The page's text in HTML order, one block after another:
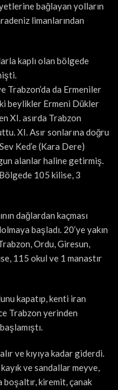
bağlayan yolların
limanlarından
kaplı olan bölgede
Trabzon’da da Ermeniler
beylikler Ermeni Dükler
XI. asırda Trabzon
XI. Asır sonlarına doğru
Ked’e (Kara Dere)
alanlar haline getirmiş.
105 kilise, 3
dağlardan kaçması
başladı. 20’ye yakın
Ordu, Giresun,
115 okul ve 1 manastır
kapatıp, kenti iran
Trabzon yerinden
ve kıyıya kadar giderdi.
ve sandallar meyve,
boşaltır, kiremit, çanak